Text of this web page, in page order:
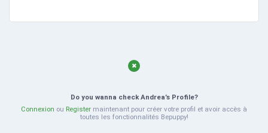
Do you wanna check Andrea’s Profile?
Connexion ou Register maintenant pour créer votre profil et avoir accès à
toutes les fonctionnalités Bepuppy!